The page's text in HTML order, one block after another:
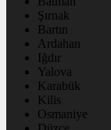
Şırnak
Bartın
Ardahan
Iğdır
Yalova
Karabük
Kilis
Osmaniye